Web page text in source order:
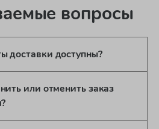
вопросы
доставки доступны?
или отменить заказ